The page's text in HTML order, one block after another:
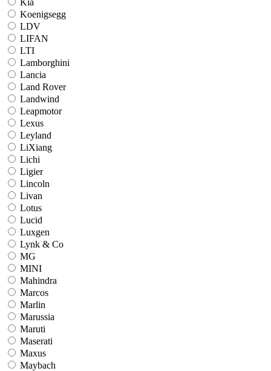
Koenigsegg
LDV
LIFAN
LTI
Lamborghini
Lancia
Land Rover
Landwind
Leapmotor
Lexus
Leyland
LiXiang
Lichi
Ligier
Lincoln
Livan
Lotus
Lucid
Luxgen
Lynk & Co
MG
MINI
Mahindra
Marcos
Marlin
Marussia
Maruti
Maserati
Maxus
Maybach